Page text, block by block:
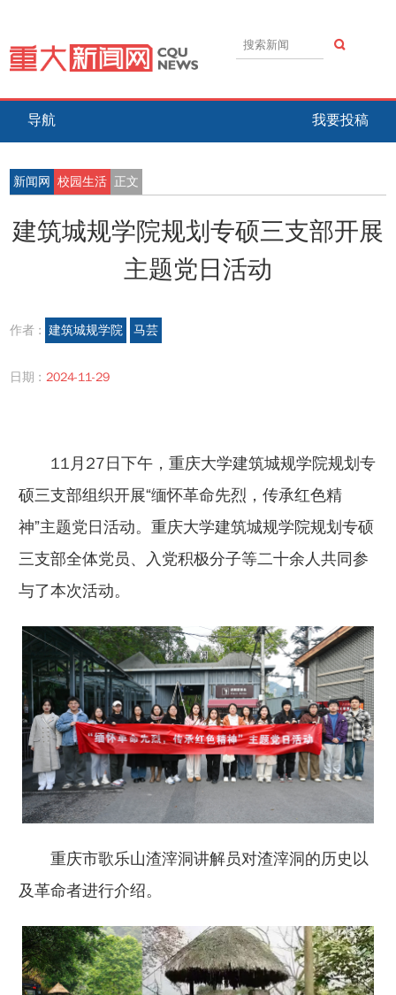
导航 我要投稿
新闻网 校园生活 正文
建筑城规学院规划专硕三支部开展
主题党日活动
作者 : 建筑城规学院 马芸
日期 : 2024-11-29
11月27日下午，重庆大学建筑城规学院规划专
硕三支部组织开展“缅怀革命先烈，传承红色精
神”主题党日活动。重庆大学建筑城规学院规划专硕
三支部全体党员、入党积极分子等二十余人共同参
与了本次活动。
重庆市歌乐山渣滓洞讲解员对渣滓洞的历史以
及革命者进行介绍。